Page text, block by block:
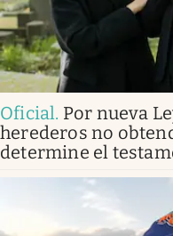
Oficial. Por nueva
herederos no
determine el